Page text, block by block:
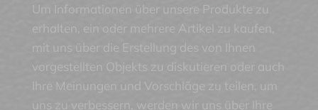
Um Informationen über unsere Produkte zu
erhalten, ein oder mehrere Artikel zu kaufen,
mit uns über die Erstellung des von Ihnen
vorgestellten Objekts zu diskutieren oder auch
Ihre Meinungen und Vorschläge zu teilen, um
uns zu verbessern, werden wir uns über Ihre